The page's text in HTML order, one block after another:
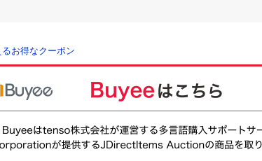
お得なクーポン